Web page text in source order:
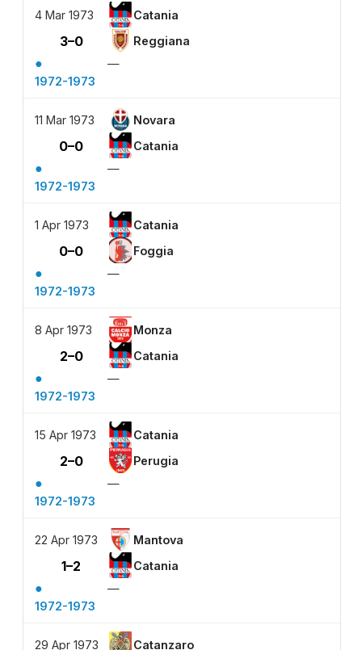
4 Mar 1973 Catania
3–0 Reggiana
●
—
1972-1973
11 Mar 1973 Novara
0–0 Catania
●
—
1972-1973
1 Apr 1973 Catania
0–0 Foggia
●
—
1972-1973
8 Apr 1973 Monza
2–0 Catania
●
—
1972-1973
15 Apr 1973 Catania
2–0 Perugia
●
—
1972-1973
22 Apr 1973 Mantova
1–2 Catania
●
—
1972-1973
29 Apr 1973 Catanzaro